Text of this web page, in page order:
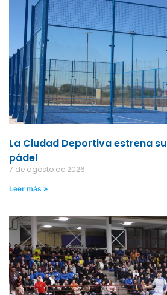
La Ciudad Deportiva estrena
pádel
7 de agosto de 2026
Leer más »